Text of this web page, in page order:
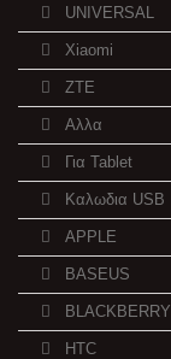
UNIVERSAL
Xiaomi
ZTE
Αλλα
Για Tablet
Καλωδια USB
APPLE
BASEUS
BLACKBERRY
HTC